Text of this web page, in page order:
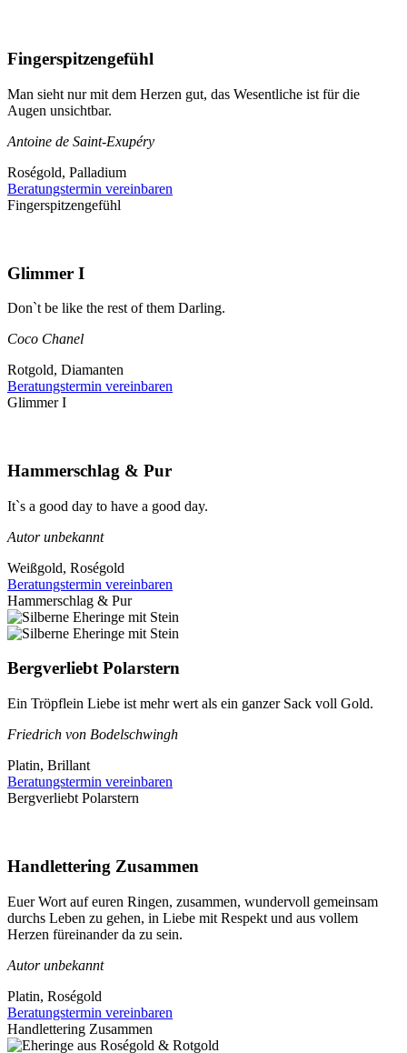
Fingerspitzengefühl
Man sieht nur mit dem Herzen gut, das Wesentliche ist für die
Augen unsichtbar.
Antoine de Saint-Exupéry
Roségold, Palladium
Beratungstermin vereinbaren
Fingerspitzengefühl
Glimmer I
Don`t be like the rest of them Darling.
Coco Chanel
Rotgold, Diamanten
Beratungstermin vereinbaren
Glimmer I
Hammerschlag & Pur
It`s a good day to have a good day.
Autor unbekannt
Weißgold, Roségold
Beratungstermin vereinbaren
Hammerschlag & Pur
Bergverliebt Polarstern
Ein Tröpflein Liebe ist mehr wert als ein ganzer Sack voll Gold.
Friedrich von Bodelschwingh
Platin, Brillant
Beratungstermin vereinbaren
Bergverliebt Polarstern
Handlettering Zusammen
Euer Wort auf euren Ringen, zusammen, wundervoll gemeinsam
durchs Leben zu gehen, in Liebe mit Respekt und aus vollem
Herzen füreinander da zu sein.
Autor unbekannt
Platin, Roségold
Beratungstermin vereinbaren
Handlettering Zusammen